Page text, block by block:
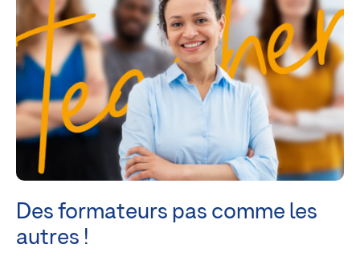
Des formateurs pas comme les
autres !